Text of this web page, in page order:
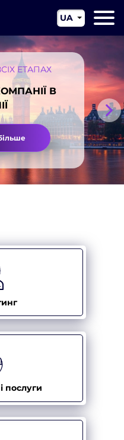
Головна
Про нас
послуги
Новини
Юрисдикції
Контакти
UA
EN
CN
ЕТАПАХ
В
послуги